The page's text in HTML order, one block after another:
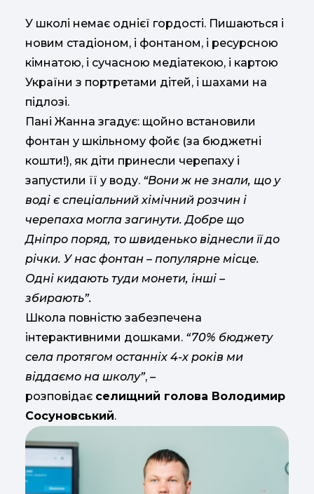
У школі немає однієї гордості. Пишаються і
новим стадіоном, і фонтаном, і ресурсною
кімнатою, і сучасною медіатекою, і картою
України з портретами дітей, і шахами на
підлозі.
Пані Жанна згадує: щойно встановили
фонтан у шкільному фойє (за бюджетні
кошти!), як діти принесли черепаху і
запустили її у воду. “Вони ж не знали, що у
воді є спеціальний хімічний розчин і
черепаха могла загинути. Добре що
Дніпро поряд, то швиденько віднесли її до
річки. У нас фонтан – популярне місце.
Одні кидають туди монети, інші –
збирають”.
Школа повністю забезпечена
інтерактивними дошками. “70% бюджету
села протягом останніх 4-х років ми
віддаємо на школу”, –
розповідає селищний голова Володимир
Сосуновський.